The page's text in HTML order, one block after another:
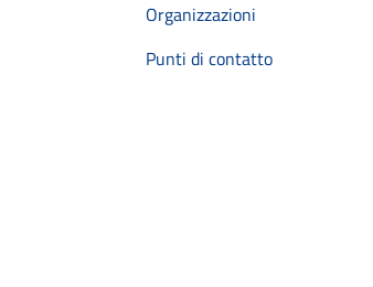
Organizzazioni
Punti di contatto